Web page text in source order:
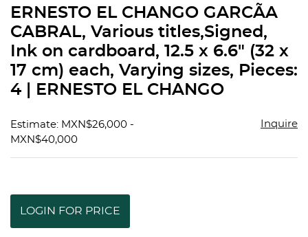
ERNESTO EL CHANGO GARCÃA
CABRAL, Various titles,Signed,
Ink on cardboard, 12.5 x 6.6" (32 x
17 cm) each, Varying sizes, Pieces:
4 | ERNESTO EL CHANGO
Estimate: MXN$26,000 -
MXN$40,000
Inquire
LOGIN FOR PRICE